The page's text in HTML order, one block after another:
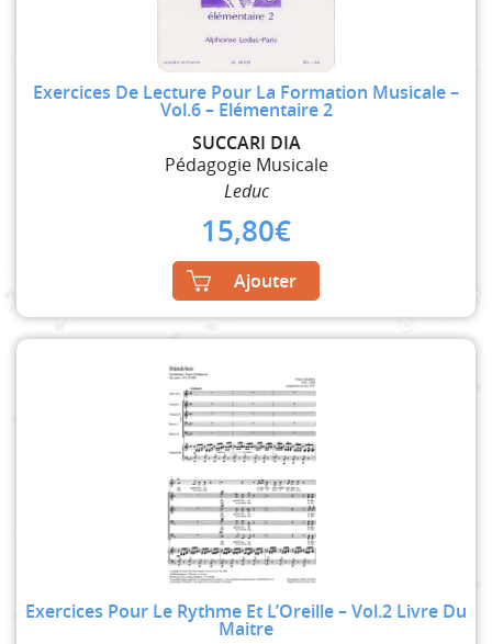
Exercices De Lecture Pour La Formation Musicale –
Vol.6 – Elémentaire 2
SUCCARI DIA
Pédagogie Musicale
Leduc
15,80€
Ajouter
Exercices Pour Le Rythme Et L’Oreille – Vol.2 Livre Du
Maitre